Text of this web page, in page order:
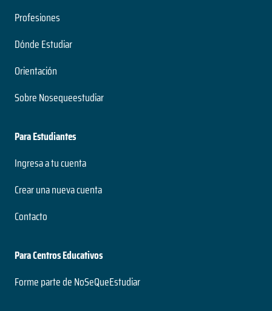
Profesiones
Dónde Estudiar
Orientación
Sobre Nosequeestudiar
Para Estudiantes
Ingresa a tu cuenta
Crear una nueva cuenta
Contacto
Para Centros Educativos
Forme parte de NoSeQueEstudiar